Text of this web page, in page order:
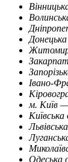
Івано-
м. Київ —
Одеська